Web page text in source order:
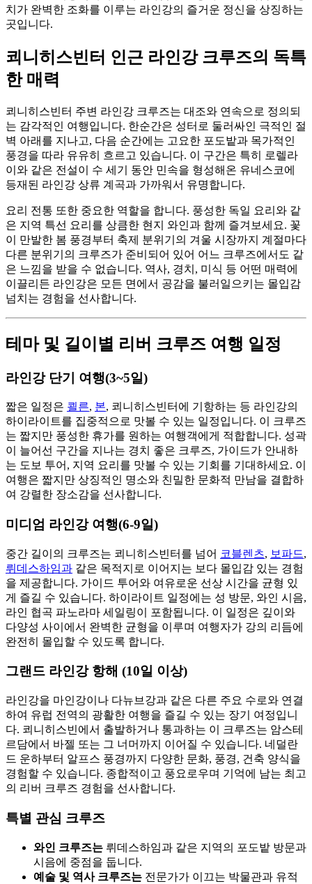
치가 완벽한 조화를 이루는 라인강의 즐거운 정신을 상징하는
곳입니다.
쾨니히스빈터 인근 라인강 크루즈의 독특
한 매력
쾨니히스빈터 주변 라인강 크루즈는 대조와 연속으로 정의되
는 감각적인 여행입니다. 한순간은 성터로 둘러싸인 극적인 절
벽 아래를 지나고, 다음 순간에는 고요한 포도밭과 목가적인
풍경을 따라 유유히 흐르고 있습니다. 이 구간은 특히 로렐라
이와 같은 전설이 수 세기 동안 민속을 형성해온 유네스코에
등재된 라인강 상류 계곡과 가까워서 유명합니다.
요리 전통 또한 중요한 역할을 합니다. 풍성한 독일 요리와 같
은 지역 특선 요리를 상큼한 현지 와인과 함께 즐겨보세요. 꽃
이 만발한 봄 풍경부터 축제 분위기의 겨울 시장까지 계절마다
다른 분위기의 크루즈가 준비되어 있어 어느 크루즈에서도 같
은 느낌을 받을 수 없습니다. 역사, 경치, 미식 등 어떤 매력에
이끌리든 라인강은 모든 면에서 공감을 불러일으키는 몰입감
넘치는 경험을 선사합니다.
테마 및 길이별 리버 크루즈 여행 일정
라인강 단기 여행(3~5일)
짧은 일정은 쾰른, 본, 쾨니히스빈터에 기항하는 등 라인강의
하이라이트를 집중적으로 맛볼 수 있는 일정입니다. 이 크루즈
는 짧지만 풍성한 휴가를 원하는 여행객에게 적합합니다. 성곽
이 늘어선 구간을 지나는 경치 좋은 크루즈, 가이드가 안내하
는 도보 투어, 지역 요리를 맛볼 수 있는 기회를 기대하세요. 이
여행은 짧지만 상징적인 명소와 친밀한 문화적 만남을 결합하
여 강렬한 장소감을 선사합니다.
미디엄 라인강 여행(6-9일)
중간 길이의 크루즈는 쾨니히스빈터를 넘어 코블렌츠, 보파드,
뤼데스하임과 같은 목적지로 이어지는 보다 몰입감 있는 경험
을 제공합니다. 가이드 투어와 여유로운 선상 시간을 균형 있
게 즐길 수 있습니다. 하이라이트 일정에는 성 방문, 와인 시음,
라인 협곡 파노라마 세일링이 포함됩니다. 이 일정은 깊이와
다양성 사이에서 완벽한 균형을 이루며 여행자가 강의 리듬에
완전히 몰입할 수 있도록 합니다.
그랜드 라인강 항해 (10일 이상)
라인강을 마인강이나 다뉴브강과 같은 다른 주요 수로와 연결
하여 유럽 전역의 광활한 여행을 즐길 수 있는 장기 여정입니
다. 쾨니히스빈에서 출발하거나 통과하는 이 크루즈는 암스테
르담에서 바젤 또는 그 너머까지 이어질 수 있습니다. 네덜란
드 운하부터 알프스 풍경까지 다양한 문화, 풍경, 건축 양식을
경험할 수 있습니다. 종합적이고 풍요로우며 기억에 남는 최고
의 리버 크루즈 경험을 선사합니다.
특별 관심 크루즈
와인 크루즈는 뤼데스하임과 같은 지역의 포도밭 방문과
시음에 중점을 둡니다.
예술 및 역사 크루즈는 전문가가 이끄는 박물관과 유적